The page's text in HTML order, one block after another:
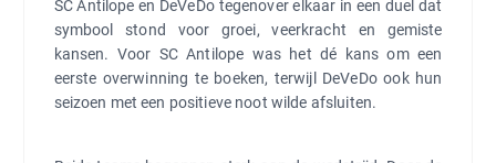
SC Antilope en DeVeDo tegenover elkaar in een duel dat
symbool stond voor groei, veerkracht en gemiste
kansen. Voor SC Antilope was het dé kans om een
eerste overwinning te boeken, terwijl DeVeDo ook hun
seizoen met een positieve noot wilde afsluiten.